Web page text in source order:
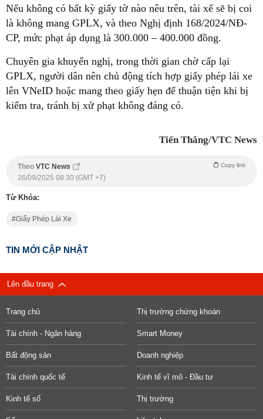
Nếu không có bất kỳ giấy tờ nào nêu trên, tài xế sẽ bị coi
là không mang GPLX, và theo Nghị định 168/2024/NĐ-
CP, mức phạt áp dụng là 300.000 – 400.000 đồng.
Chuyên gia khuyến nghị, trong thời gian chờ cấp lại
GPLX, người dân nên chủ động tích hợp giấy phép lái xe
lên VNeID hoặc mang theo giấy hẹn để thuận tiện khi bị
kiểm tra, tránh bị xử phạt không đáng có.
Tiến Thắng/VTC News
Theo VTC News Copy link
26/09/2025 08:30 (GMT +7)
Từ Khóa:
Giấy Phép Lái Xe
TIN MỚI CẬP NHẬT
Lên đầu trang
Trang chủ Thị trường chứng khoán
Tài chính - Ngân hàng Smart Money
Bất động sản Doanh nghiệp
Tài chính quốc tế Kinh tế vĩ mô - Đầu tư
Kinh tế số Thị trường